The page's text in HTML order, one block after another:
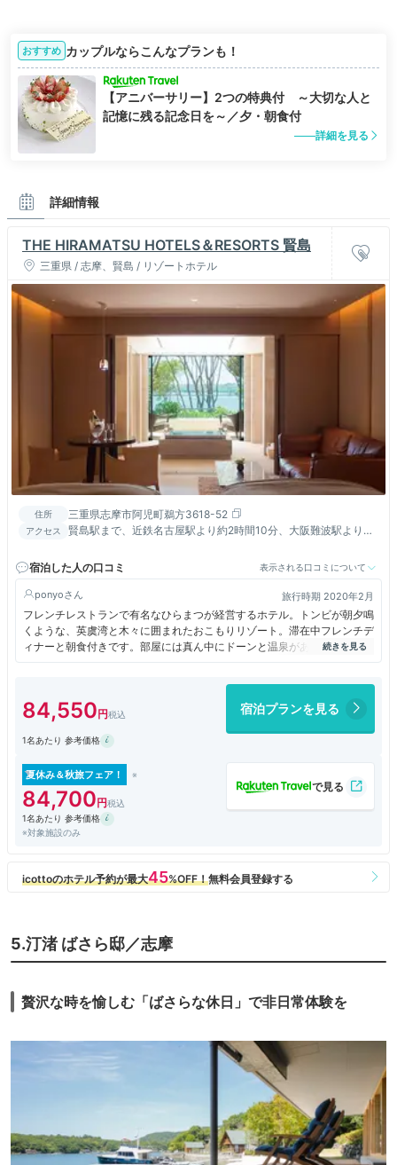
おすすめ カップルならこんなプランも！
【アニバーサリー】2つの特典付 ～大切な人と
記憶に残る記念日を～／夕・朝食付
詳細を見る
詳細情報
THE HIRAMATSU HOTELS＆RESORTS 賢島
三重県 / 志摩、賢島 / リゾートホテル
住所 三重県志摩市阿児町鵜方3618-52
アクセス
賢島駅まで、近鉄名古屋駅より約2時間10分、大阪難波駅より約
宿泊した人の口コミ
表示される口コミについて
ponyo 旅行時期 2020年2月
フレンチレストランで有名なひらまつが経営するホテル。トンビが朝夕鳴
くような、英虞湾と木々に囲まれたおこもりリゾート。滞在中フレンチデ
ィナーと朝食付きです。部屋には真ん中にドーンと温泉がありますが、貸
切露天風呂もあります。他にもゲストがいたと思うのですが、滞在中誰と
84,550 宿泊プランを見る
1名あたり 参考価格
夏休み＆秋旅フェア！
84,700
1名あたり 参考価格
※対象施設のみ
5.汀渚 ばさら邸／志摩
贅沢な時を愉しむ「ばさらな休日」で非日常体験を